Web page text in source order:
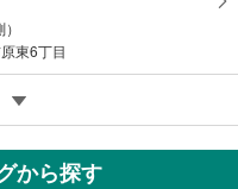
東6丁目
る
丁目
から探す